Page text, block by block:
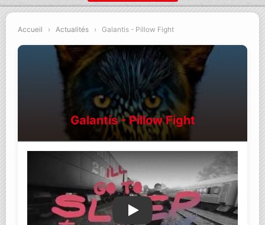
Accueil › Actualités › Galantis - Pillow Fight
Galantis - Pillow Fight
Lire la vidéo YouTube